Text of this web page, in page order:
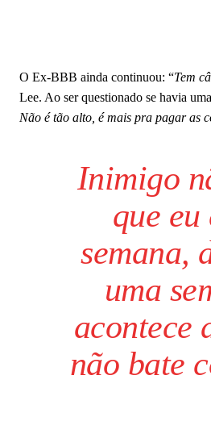
O Ex-BBB ainda continuou: “Tem
Lee. Ao ser questionado se havia
Não é tão alto, é mais pra pagar as
Inimigo
que
semana,
uma
acontece
não bate